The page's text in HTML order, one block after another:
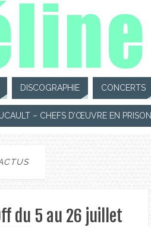
DISCOGRAPHIE CONCERTS
– CHEFS D’ŒUVRE EN PRISON
du 5 au 26 juillet